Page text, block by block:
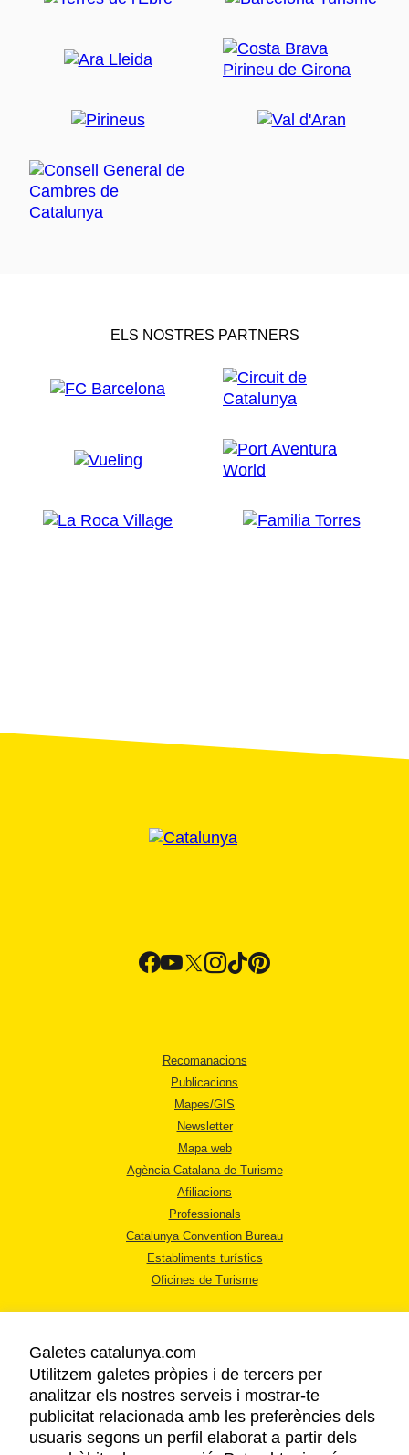
ELS NOSTRES PARTNERS
Recomanacions
Publicacions
Mapes/GIS
Newsletter
Mapa web
Agència Catalana de Turisme
Afiliacions
Professionals
Catalunya Convention Bureau
Establiments turístics
Oficines de Turisme
AVÍS LEGAL
POLÍTICA DE PRIVACITAT
Galetes catalunya.com
Utilitzem galetes pròpies i de tercers per
analitzar els nostres serveis i mostrar-te
publicitat relacionada amb les preferències dels
usuaris segons un perfil elaborat a partir dels